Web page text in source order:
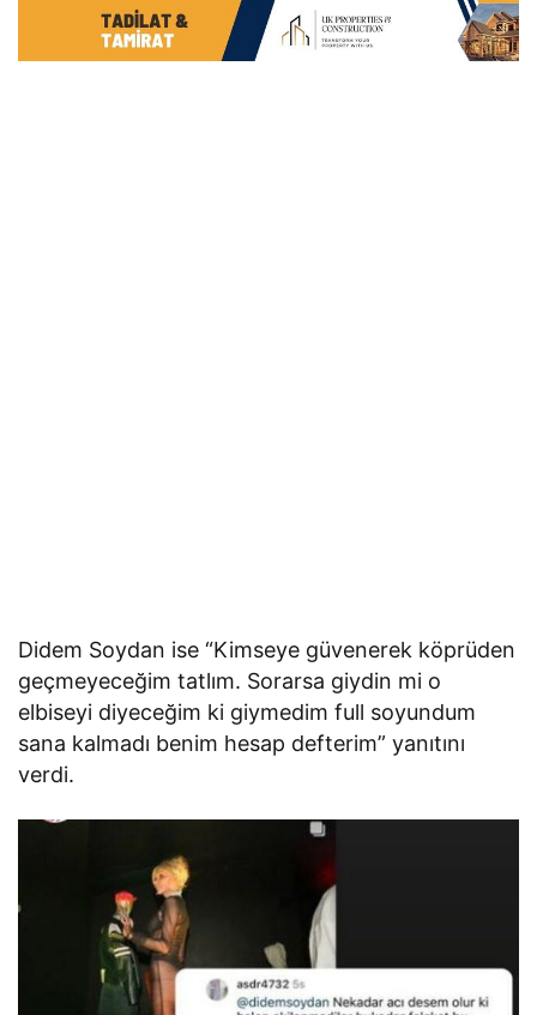
Didem Soydan ise “Kimseye güvenerek köprüden
geçmeyeceğim tatlım. Sorarsa giydin mi o
elbiseyi diyeceğim ki giymedim full soyundum
sana kalmadı benim hesap defterim” yanıtını
verdi.